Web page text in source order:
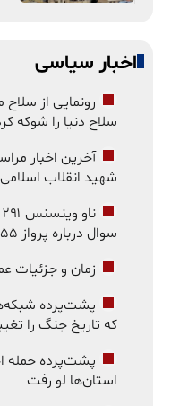
اخبار سیاسی
رونمایی از سلاح
سلاح دنیا را شوکه
آخرین اخبار
شهید انقلاب
سوال درباره پرواز ۶۵۵
زمان و جزئیات
پشت‌پرده
که تاریخ جنگ را
پشت‌پرده حمله
استان‌ها لو رفت